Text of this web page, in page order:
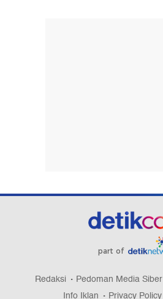
part of
Redaksi Pedoman Media Siber
Info Iklan
Privacy Policy